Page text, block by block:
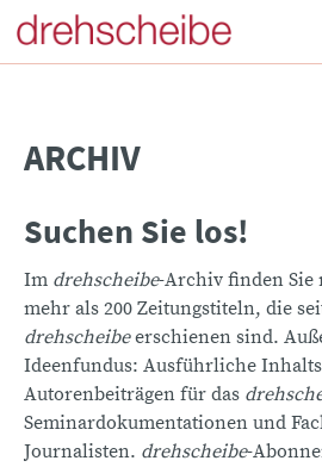
ARCHIV
Suchen Sie los!
Im drehscheibe-Archiv finden Sie
mehr als 200 Zeitungstiteln, die
drehscheibeerschienen sind.
Ideenfundus: Ausführliche
Autorenbeiträgen für das
Seminardokumentationen und
Journalisten. drehscheibe-